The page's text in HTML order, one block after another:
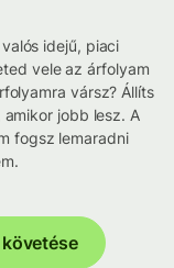
idejű, piaci
vele az árfolyam
vársz? Állíts
jobb lesz. A
fogsz lemaradni